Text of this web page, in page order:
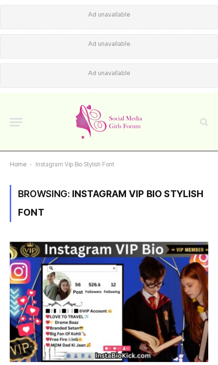
Ad unavailable
Ad unavailable
Ad unavailable
Home - Instagram Vip Bio Stylish Font
BROWSING: INSTAGRAM VIP BIO STYLISH
FONT